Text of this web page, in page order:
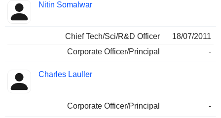
Nitin Somalwar
Chief Tech/Sci/R&D Officer
18/07/2011
Corporate Officer/Principal
-
Charles Lauller
Corporate Officer/Principal -